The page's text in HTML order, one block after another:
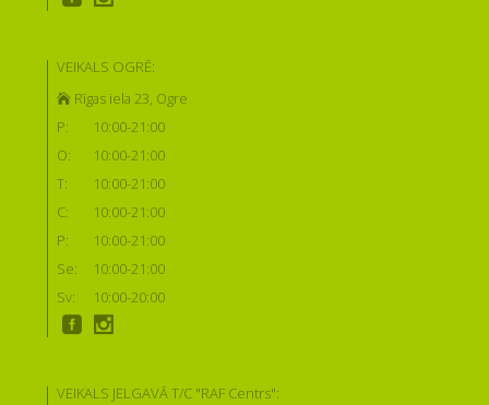
VEIKALS OGRĒ:
Rīgas iela 23, Ogre
P:
10:00-21:00
O:
10:00-21:00
T:
10:00-21:00
C:
10:00-21:00
P:
10:00-21:00
Se:
10:00-21:00
Sv:
10:00-20:00
VEIKALS JELGAVĀ T/C "RAF Centrs":